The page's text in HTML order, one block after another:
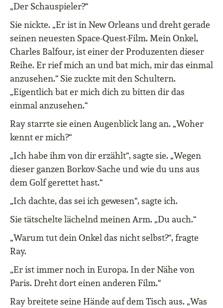
„Der Schauspieler?“
Sie nickte. „Er ist in New Orleans und dreht gerade
seinen neuesten Space-Quest-Film. Mein Onkel,
Charles Balfour, ist einer der Produzenten dieser
Reihe. Er rief mich an und bat mich, mir das einmal
anzusehen.“ Sie zuckte mit den Schultern.
„Eigentlich bat er mich dich zu bitten dir das
einmal anzusehen.“
Ray starrte sie einen Augenblick lang an. „Woher
kennt er mich?“
„Ich habe ihm von dir erzählt“, sagte sie. „Wegen
dieser ganzen Borkov-Sache und wie du uns aus
dem Golf gerettet hast.“
„Ich dachte, das sei ich gewesen“, sagte ich.
Sie tätschelte lächelnd meinen Arm. „Du auch.“
„Warum tut dein Onkel das nicht selbst?“, fragte
Ray.
„Er ist immer noch in Europa. In der Nähe von
Paris. Dreht dort einen anderen Film.“
Ray breitete seine Hände auf dem Tisch aus. „Was